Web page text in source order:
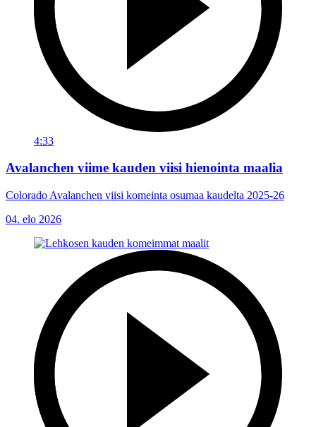
4:33
Avalanchen viime kauden viisi hienointa maalia
Colorado Avalanchen viisi komeinta osumaa kaudelta 2025-26
04. elo 2026